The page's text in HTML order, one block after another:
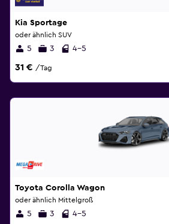
Kia Sportage
oder ähnlich SUV
5 3 4-5
31 € /Tag
Toyota Corolla Wagon
oder ähnlich Mittelgroß
5 3 4-5